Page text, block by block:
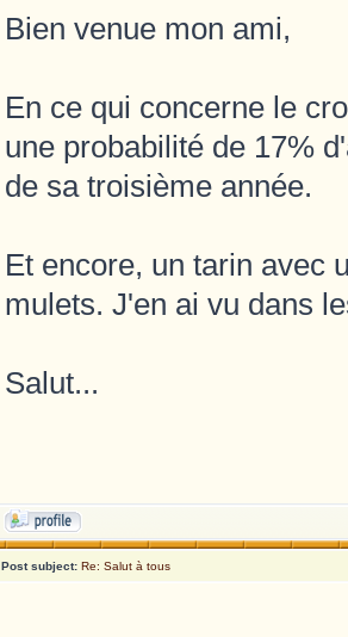
Bien venue mon ami,
En ce qui concerne le
une probabilité de 17%
de sa troisième année.
Et encore, un tarin avec
mulets. J'en ai vu dans
Salut...
Post subject: Re: Salut à tous